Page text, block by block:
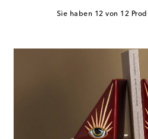
Sie haben 12 von 12